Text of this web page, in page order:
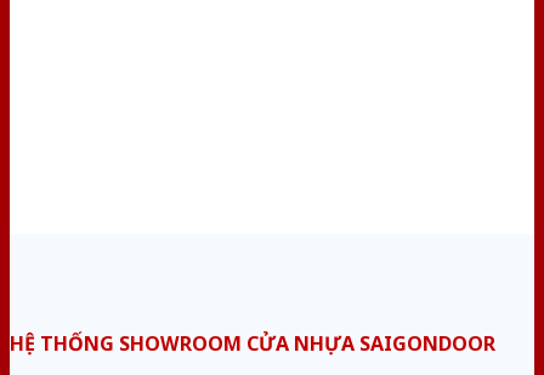
HỆ THỐNG SHOWROOM CỬA NHỰA SAIGONDOOR